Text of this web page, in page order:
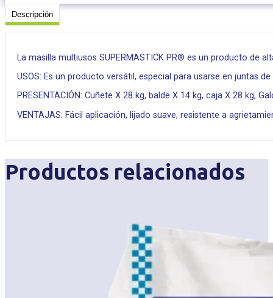
Descripción
La masilla multiusos SUPERMASTICK PR® es un producto de
USOS: Es un producto versátil, especial para usarse en juntas
PRESENTACIÓN: Cuñete X 28 kg, balde X 14 kg, caja X 28 kg,
VENTAJAS: Fácil aplicación, lijado suave, resistente a
Productos relacionados